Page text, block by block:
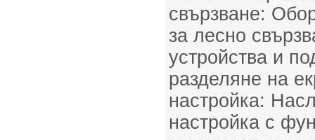
свързване:
за лесно
устройства и
разделяне на
настройка:
настройка с